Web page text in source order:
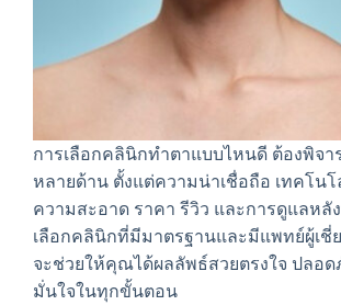
การเลือกคลินิกทำตาแบบไหนดี ต้องพิจา
หลายด้าน ตั้งแต่ความน่าเชื่อถือ เทคโนโ
ความสะอาด ราคา รีวิว และการดูแลหลั
เลือกคลินิกที่มีมาตรฐานและมีแพทย์ผู้เชี่
จะช่วยให้คุณได้ผลลัพธ์สวยตรงใจ ปลอด
มั่นใจในทุกขั้นตอน